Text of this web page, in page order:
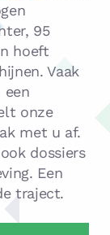
95
hoeft
Vaak
een
onze
met u af.
dossiers
Een
traject.